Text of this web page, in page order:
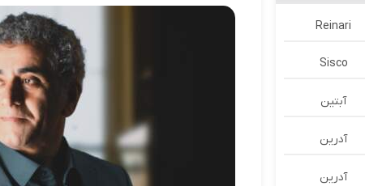
Reinari
Sisco
آبتین
آدرين
آدرین